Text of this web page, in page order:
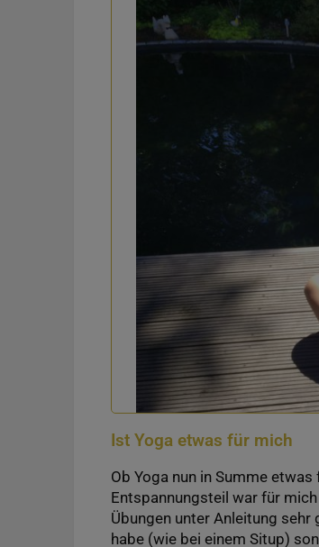
Ist Yoga etwas für mich
Ob Yoga nun in Summe
Entspannungsteil war für
Übungen unter Anleitung
habe (wie bei einem Situp)